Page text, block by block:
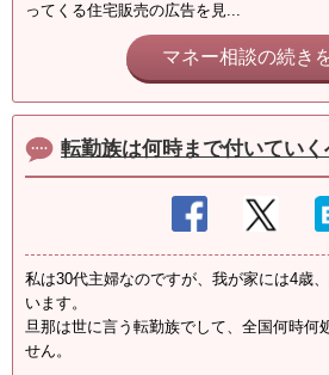
ってくる住宅販売の広告を見...
マネー相談の続き
転勤族は何時まで付いていく
私は30代主婦なのですが、我が家には4歳
います。
旦那は世に言う転勤族でして、全国何時何
せん。